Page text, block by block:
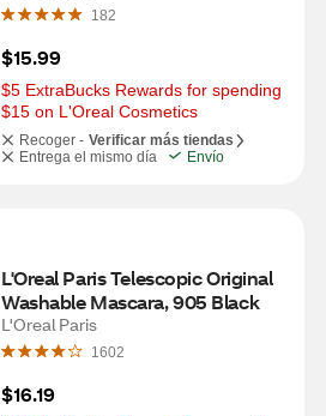
182
$15.99
$5 ExtraBucks Rewards for spending
$15 on L'Oreal Cosmetics
Recoger - Verificar más tiendas
Entrega el mismo día
Envío
L'Oreal Paris Telescopic Original
Washable Mascara, 905 Black
L'Oreal Paris
1602
$16.19